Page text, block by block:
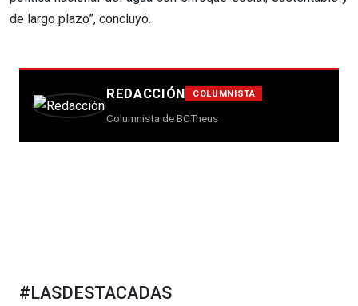
de largo plazo”, concluyó.
REDACCIÓN COLUMNISTA
Columnista de BCTneus
#LASDESTACADAS